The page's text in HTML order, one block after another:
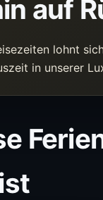
auf
lohnt
in unserer